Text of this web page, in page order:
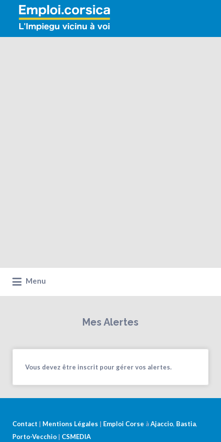
Rechercher:
Menu
Mes Alertes
Vous devez être inscrit pour gérer vos alertes.
Contact | Mentions Légales | Emploi Corse àAjaccio, Bastia,
Porto-Vecchio | CSMEDIA